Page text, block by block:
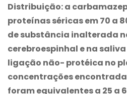
Distribuição: a
proteínas séricas em 70 a
de substância inalterada
cerebroespinhal e na
ligação não- protéica no
concentrações
foram equivalentes a 25 a